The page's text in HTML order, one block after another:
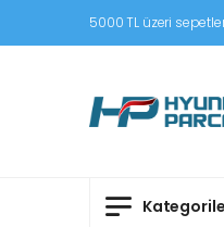
5000 TL üzeri